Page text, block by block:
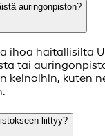
auringonpiston?
ihoa haitallisilta
tai
keinoihin, kuten
liittyy?